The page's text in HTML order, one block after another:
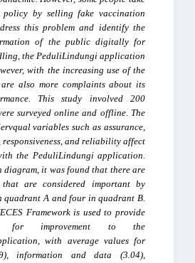
by selling fake vaccination
this problem and identify the
of the public digitally for
the PeduliLindungi application
with the increasing use of the
also more complaints about its
This study involved 200
surveyed online and offline. The
variables such as assurance,
responsiveness, and reliability affect
the PeduliLindungi application.
diagram, it was found that there are
are considered important by
quadrant A and four in quadrant B.
Framework is used to provide
for improvement to the
with average values for
information and data (3.04),